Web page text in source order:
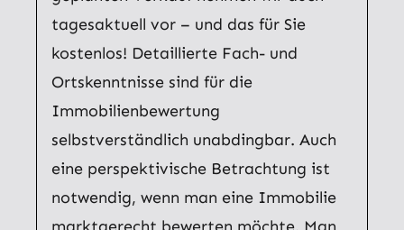
tagesaktuell vor – und das für Sie
kostenlos! Detaillierte Fach- und
Ortskenntnisse sind für die
Immobilienbewertung
selbstverständlich unabdingbar. Auch
eine perspektivische Betrachtung ist
notwendig, wenn man eine Immobilie